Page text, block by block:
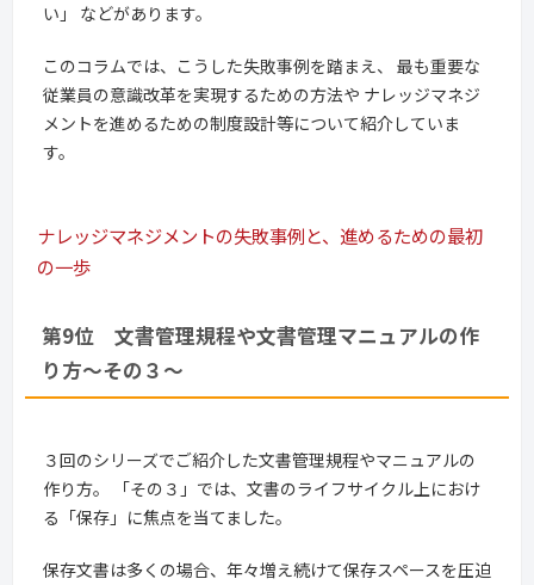
い」 などがあります。
このコラムでは、こうした失敗事例を踏まえ、 最も重要な
従業員の意識改革を実現するための方法や ナレッジマネジ
メントを進めるための制度設計等について紹介していま
す。
ナレッジマネジメントの失敗事例と、進めるための最初
の一歩
第9位 文書管理規程や文書管理マニュアルの作
り方～その３～
３回のシリーズでご紹介した文書管理規程やマニュアルの
作り方。 「その３」では、文書のライフサイクル上におけ
る「保存」に焦点を当てました。
保存文書は多くの場合、年々増え続けて保存スペースを圧迫